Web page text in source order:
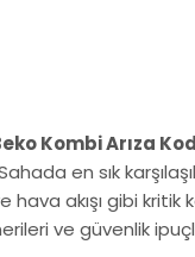
Kombi Arıza
en sık
hava akışı gibi
ve güvenlik